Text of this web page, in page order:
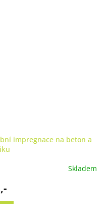
impregnace na beton a
Skladem